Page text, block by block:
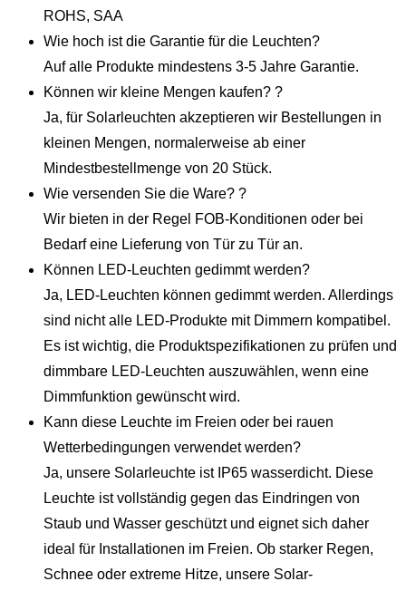
ROHS, SAA
Wie hoch ist die Garantie für die Leuchten?
Auf alle Produkte mindestens 3-5 Jahre Garantie.
Können wir kleine Mengen kaufen? ?
Ja, für Solarleuchten akzeptieren wir Bestellungen in
kleinen Mengen, normalerweise ab einer
Mindestbestellmenge von 20 Stück.
Wie versenden Sie die Ware? ?
Wir bieten in der Regel FOB-Konditionen oder bei
Bedarf eine Lieferung von Tür zu Tür an.
Können LED-Leuchten gedimmt werden?
Ja, LED-Leuchten können gedimmt werden. Allerdings
sind nicht alle LED-Produkte mit Dimmern kompatibel.
Es ist wichtig, die Produktspezifikationen zu prüfen und
dimmbare LED-Leuchten auszuwählen, wenn eine
Dimmfunktion gewünscht wird.
Kann diese Leuchte im Freien oder bei rauen
Wetterbedingungen verwendet werden?
Ja, unsere Solarleuchte ist IP65 wasserdicht. Diese
Leuchte ist vollständig gegen das Eindringen von
Staub und Wasser geschützt und eignet sich daher
ideal für Installationen im Freien. Ob starker Regen,
Schnee oder extreme Hitze, unsere Solar-